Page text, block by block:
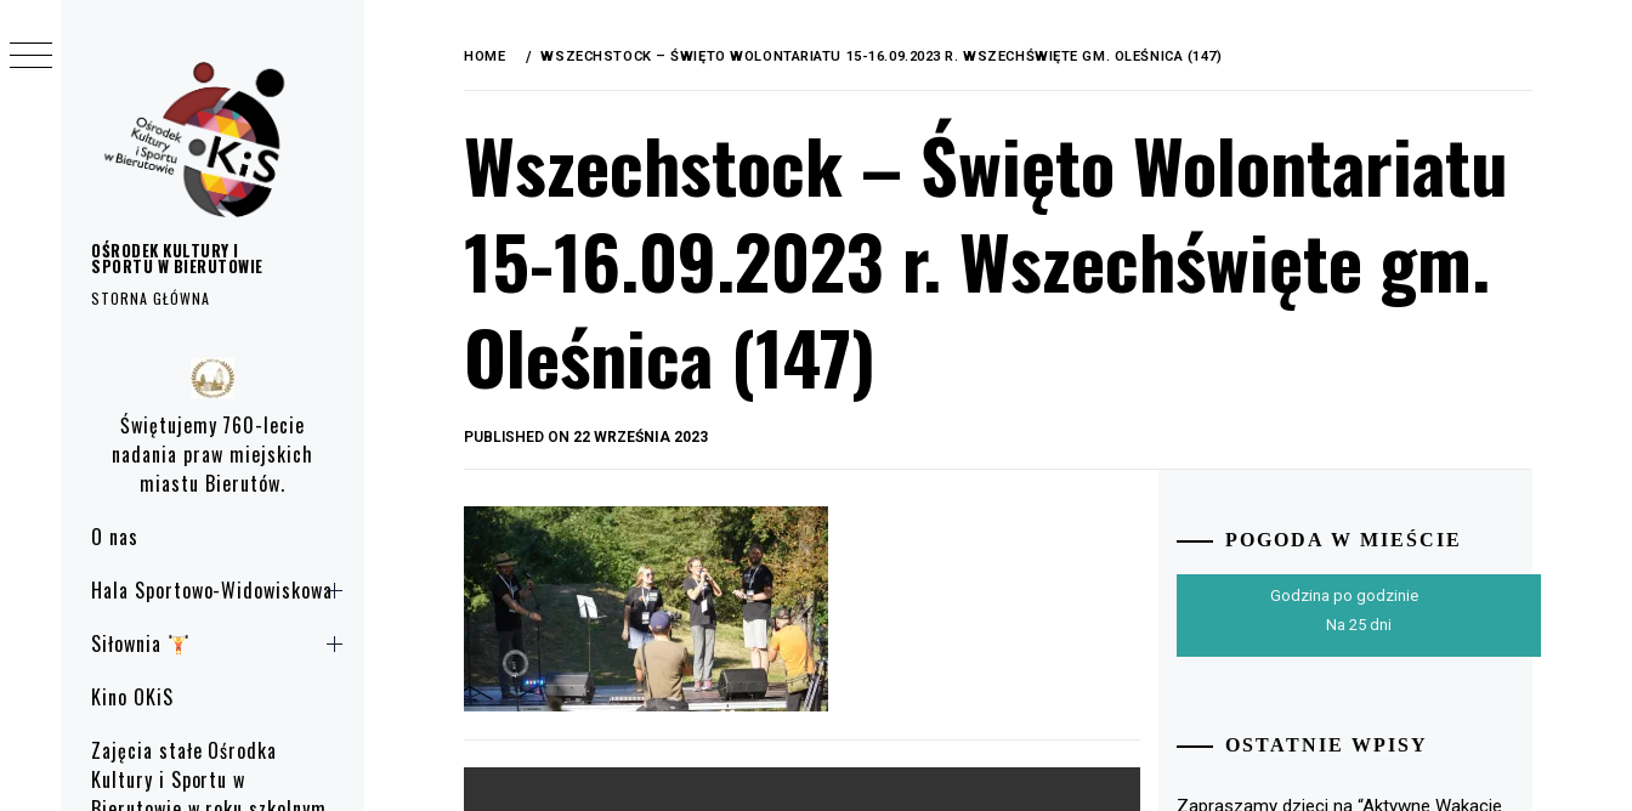
OŚRODEK KULTURY I
SPORTU W BIERUTOWIE
STORNA GŁÓWNA
Świętujemy 760-lecie
nadania praw miejskich
miastu Bierutów.
O nas
Hala Sportowo-Widowiskowa
Siłownia
Kino OKiS
Zajęcia stałe Ośrodka
Kultury i Sportu w
HOME WSZECHSTOCK – ŚWIĘTO WOLONTARIATU 15-16.09.2023 R. WSZECHŚWIĘTE GM. OLEŚNICA (147)
Wszechstock – Święto Wolontariatu
15-16.09.2023 r. Wszechświęte gm.
Oleśnica (147)
PUBLISHED ON 22 WRZEŚNIA 2023
POGODA W MIEŚCIE
Godzina po godzinie
Na 25 dni
OSTATNIE WPISY
Zapraszamy dzieci na “Aktywne Wakacje